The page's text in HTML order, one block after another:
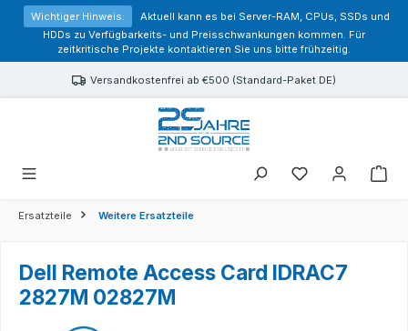
springen
Wichtiger Hinweis:
Aktuell kann es bei Server-RAM, CPUs, SSDs und
HDDs zu Verfügbarkeits- und Preisschwankungen kommen. Für
zeitkritische Projekte kontaktieren Sie uns bitte frühzeitig.
Versandkostenfrei ab €500 (Standard-Paket DE)
Sie haben 0
Ersatzteile Weitere Ersatzteile
Dell Remote Access Card IDRAC7
2827M 02827M